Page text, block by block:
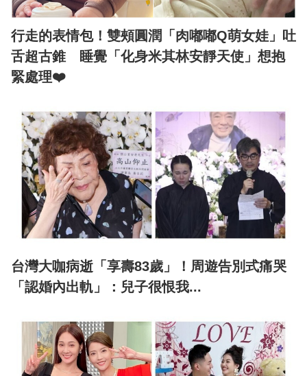
行走的表情包！雙頰圓潤「肉嘟嘟Q萌女娃」吐
舌超古錐 睡覺「化身米其林安靜天使」想抱
緊處理❤️
台灣大咖病逝「享壽83歲」！周遊告別式痛哭
「認婚內出軌」：兒子很恨我...